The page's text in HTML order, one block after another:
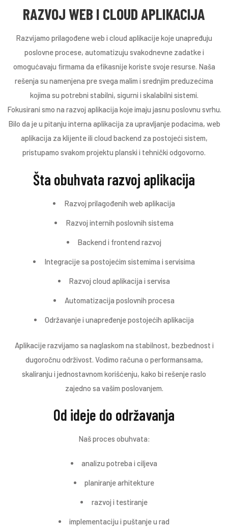
RAZVOJ WEB I CLOUD APLIKACIJA
Razvijamo prilagođene web i cloud aplikacije koje unapređuju
poslovne procese, automatizuju svakodnevne zadatke i
omogućavaju firmama da efikasnije koriste svoje resurse. Naša
rešenja su namenjena pre svega malim i srednjim preduzećima
kojima su potrebni stabilni, sigurni i skalabilni sistemi.
Fokusirani smo na razvoj aplikacija koje imaju jasnu poslovnu svrhu.
Bilo da je u pitanju interna aplikacija za upravljanje podacima, web
aplikacija za klijente ili cloud backend za postojeći sistem,
pristupamo svakom projektu planski i tehnički odgovorno.
Šta obuhvata razvoj aplikacija
Razvoj prilagođenih web aplikacija
Razvoj internih poslovnih sistema
Backend i frontend razvoj
Integracije sa postojećim sistemima i servisima
Razvoj cloud aplikacija i servisa
Automatizacija poslovnih procesa
Održavanje i unapređenje postojećih aplikacija
Aplikacije razvijamo sa naglaskom na stabilnost, bezbednost i
dugoročnu održivost. Vodimo računa o performansama,
skaliranju i jednostavnom korišćenju, kako bi rešenje raslo
zajedno sa vašim poslovanjem.
Od ideje do održavanja
Naš proces obuhvata:
analizu potreba i ciljeva
planiranje arhitekture
razvoj i testiranje
implementaciju i puštanje u rad